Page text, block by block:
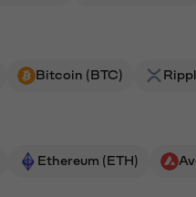
Bitcoin (BTC)
Ethereum (ETH)